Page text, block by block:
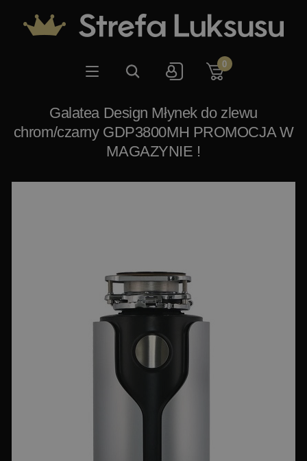
0
Galatea Design Młynek do zlewu
chrom/czarny GDP3800MH PROMOCJA W
MAGAZYNIE !